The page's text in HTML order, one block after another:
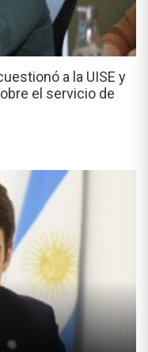
a la UISE y
el servicio de